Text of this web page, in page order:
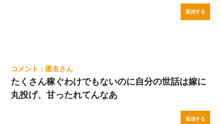
返信する
匿名
たくさん稼ぐわけでもないのに自分の世話は嫁に
丸投げ、甘ったれてんなあ
返信する